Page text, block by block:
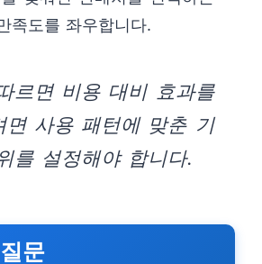
족도를 좌우합니다.
르면 비용 대비 효과를
면 사용 패턴에 맞춘 기
를 설정해야 합니다.
문